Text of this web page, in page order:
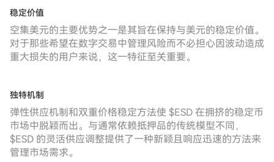
稳定价值
空集美元的主要优势之一是其旨在保持与美元的稳定价值。
对于那些希望在数字交易中管理风险而不必担心因波动造成
重大损失的用户来说，这一特征至关重要。
独特机制
弹性供应机制和双重价格稳定方法使 $ESD 在拥挤的稳定币
市场中脱颖而出。与通常依赖抵押品的传统模型不同，
$ESD 的灵活供应调整提供了一种新颖且响应迅速的方法来
管理市场需求。